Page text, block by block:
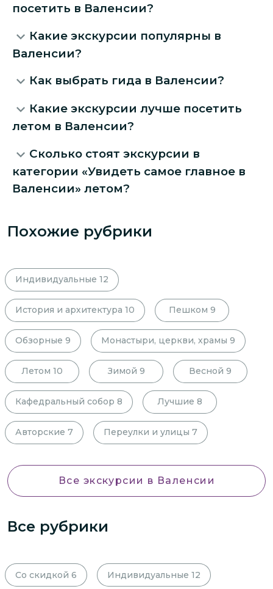
посетить в Валенсии?
Какие экскурсии популярны в
Валенсии?
Как выбрать гида в Валенсии?
Какие экскурсии лучше посетить
летом в Валенсии?
Сколько стоят экскурсии в
категории «Увидеть самое главное в
Валенсии» летом?
Похожие рубрики
Индивидуальные 12
История и архитектура 10 Пешком 9
Обзорные 9 Монастыри, церкви, храмы 9
Летом 10 Зимой 9 Весной 9
Кафедральный собор 8 Лучшие 8
Авторские 7 Переулки и улицы 7
Все экскурсии в Валенсии
Все рубрики
Со скидкой 6 Индивидуальные 12